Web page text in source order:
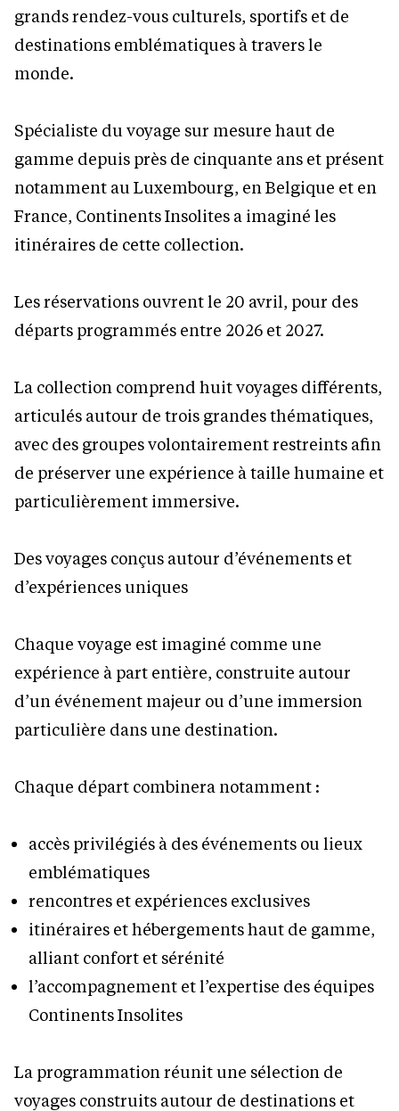
grands rendez-vous culturels, sportifs et de
destinations emblématiques à travers le
monde.
Spécialiste du voyage sur mesure haut de
gamme depuis près de cinquante ans et présent
notamment au Luxembourg, en Belgique et en
France, Continents Insolites a imaginé les
itinéraires de cette collection.
Les réservations ouvrent le 20 avril, pour des
départs programmés entre 2026 et 2027.
La collection comprend huit voyages différents,
articulés autour de trois grandes thématiques,
avec des groupes volontairement restreints afin
de préserver une expérience à taille humaine et
particulièrement immersive.
Des voyages conçus autour d’événements et
d’expériences uniques
Chaque voyage est imaginé comme une
expérience à part entière, construite autour
d’un événement majeur ou d’une immersion
particulière dans une destination.
Chaque départ combinera notamment :
accès privilégiés à des événements ou lieux
emblématiques
rencontres et expériences exclusives
itinéraires et hébergements haut de gamme,
alliant confort et sérénité
l’accompagnement et l’expertise des équipes
Continents Insolites
La programmation réunit une sélection de
voyages construits autour de destinations et